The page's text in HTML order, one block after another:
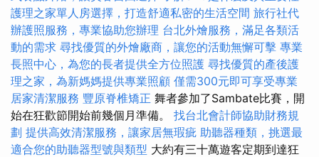
護理之家單人房選擇，打造舒適私密的生活空間 旅行社代
辦護照服務，專業協助您辦理 台北外燴服務，滿足各類活
動的需求 尋找優質的外燴廠商，讓您的活動無懈可擊 專業
長照中心，為您的長者提供全方位照護 尋找優質的產後護
理之家，為新媽媽提供專業照顧 僅需300元即可享受專業
居家清潔服務 豐原脊椎矯正 舞者參加了Sambate比賽，開
始在狂歡節開始前幾個月準備。 找台北會計師協助財務規
劃 提供高效清潔服務，讓家居無瑕疵 助聽器種類，挑選最
適合您的助聽器型號與類型 大約有三十萬遊客定期到達狂